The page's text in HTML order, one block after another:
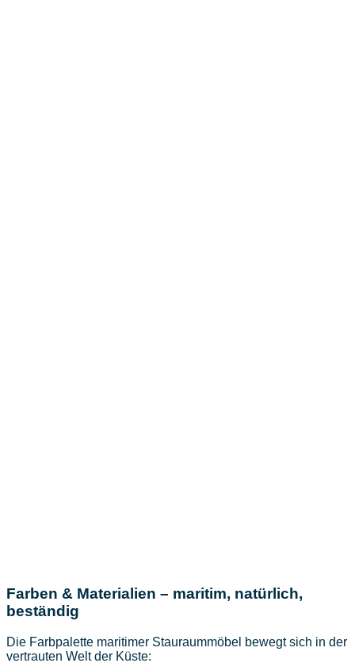
Farben & Materialien – maritim, natürlich,
beständig
Die Farbpalette maritimer Stauraummöbel bewegt sich in der
vertrauten Welt der Küste: